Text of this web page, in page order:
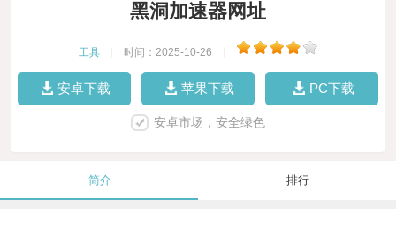
黑洞加速器网址
工具 时间：2025-10-26
安卓下载 苹果下载 PC下载
安卓市场，安全绿色
简介 排行